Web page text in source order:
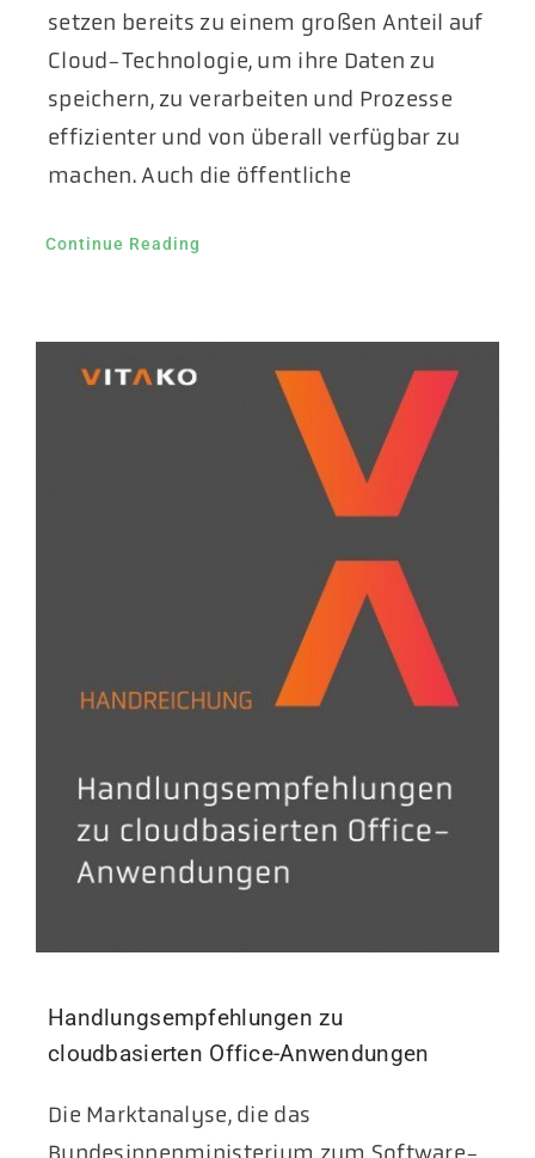
setzen bereits zu einem großen Anteil auf
Cloud-Technologie, um ihre Daten zu
speichern, zu verarbeiten und Prozesse
effizienter und von überall verfügbar zu
machen. Auch die öffentliche
Continue Reading
Handlungsempfehlungen zu
cloudbasierten Office-Anwendungen
Die Marktanalyse, die das